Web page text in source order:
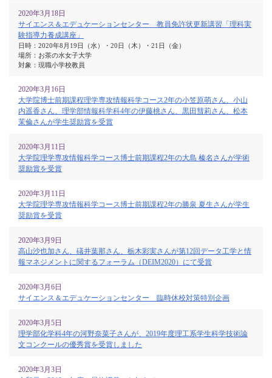
2020年3月18日
サイエンス＆エデュケーションセンター 教員免許状更新講習「理科実
験指導力養成講座」
日時：2020年8月19日（水）・20日（木）・21日（金）
場所：お茶の水女子大学
対象：現職小学校教員
2020年3月16日
大学院博士前期課程理学専攻情報科学コース2年の小笠原萌さん、小山
内遥香さん、理学部情報科学科4年の伊藤桃さん、黒田彗莉さん、松本
茉倫さんが学生奨励賞を受賞
2020年3月11日
大学院理学専攻情報科学コース博士前期課程2年の大島 榛名さんが学術
奨励賞を受賞
2020年3月11日
大学院理学専攻情報科学コース博士前期課程2年の勝泉 夏生さんが学生
奨励賞を受賞
2020年3月9日
高山沙也加さん、礒井葉那さん、栃木彩実さんが第12回データ工学と情
報マネジメントに関するフォーラム（DEIM2020）にて受賞
2020年3月6日
サイエンス＆エデュケーションセンター 臨時休校対策特別企画
2020年3月5日
理学部化学科4年の河野奈菜子さんが、2019年度理工系学生科学技術論
文コンクールの優秀賞を受賞しました
2020年3月3日